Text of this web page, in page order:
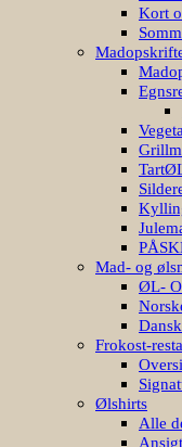
Kort
Mad- og
ØL-
Frokost-
Ølshirts
Alle